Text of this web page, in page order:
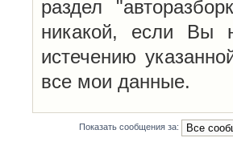
раздел
никакой, если Вы
истечению
все мои данные.
Показать сообщения за: